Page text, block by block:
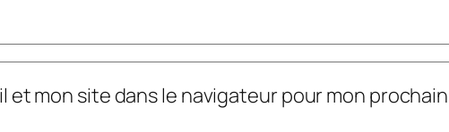
et mon site dans le navigateur pour mon